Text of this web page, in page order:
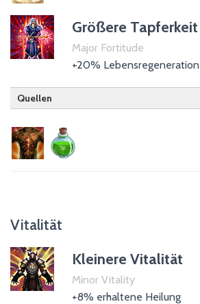
Größere Tapferkeit
Major Fortitude
+20% Lebensregeneration
Quellen
Vitalität
Kleinere Vitalität
Minor Vitality
+8% erhaltene Heilung